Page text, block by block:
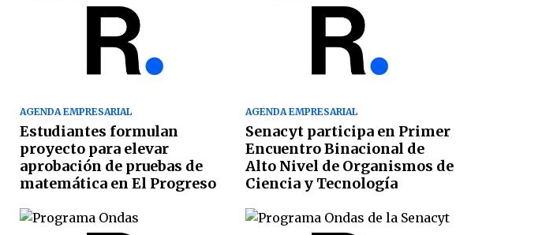
AGENDA EMPRESARIAL
Estudiantes formulan
proyecto para elevar
aprobación de pruebas de
matemática en El Progreso
AGENDA EMPRESARIAL
Senacyt participa en Primer
Encuentro Binacional de
Alto Nivel de Organismos de
Ciencia y Tecnología